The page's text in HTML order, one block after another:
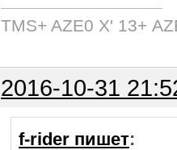
TMS+ AZE0 Х' 13+
2016-10-31
f-rider пишет: